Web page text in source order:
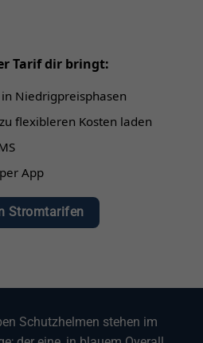
Tarif dir bringt:
Niedrigpreisphasen
flexibleren Kosten laden
App
Stromtarifen